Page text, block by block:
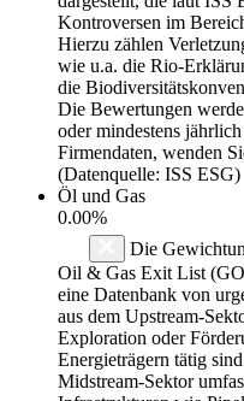
Kontroversen im
Hierzu zählen
wie u.a. die Rio-
die
Die Bewertungen
oder mindestens
Firmendaten, wenden
(Datenquelle: ISS ESG)
Öl und Gas
0.00%
Die
Oil & Gas Exit List
eine Datenbank von
aus dem Upstream-
Exploration oder
Energieträgern tätig
Midstream-Sektor